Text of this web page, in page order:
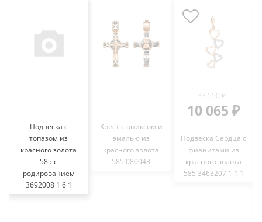
Подвеска с
топазом из
красного золота
585 с
родированием
3692008 1 6 1
Крест с ониксом и
эмалью из
красного золота
585 080043
33 550 ₽
10 065 ₽
Подвеска Сердца с
фианитами из
красного золота
585 3463207 1 1 1